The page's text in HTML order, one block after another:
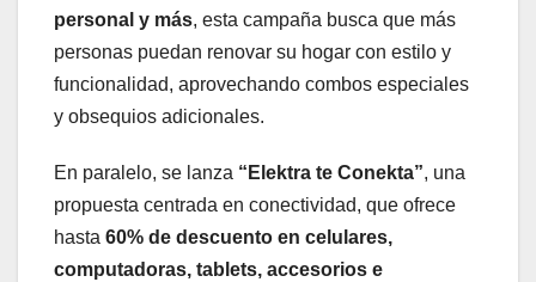
personal y más, esta campaña busca que más
personas puedan renovar su hogar con estilo y
funcionalidad, aprovechando combos especiales
y obsequios adicionales.
En paralelo, se lanza “Elektra te Conekta”, una
propuesta centrada en conectividad, que ofrece
hasta 60% de descuento en celulares,
computadoras, tablets, accesorios e